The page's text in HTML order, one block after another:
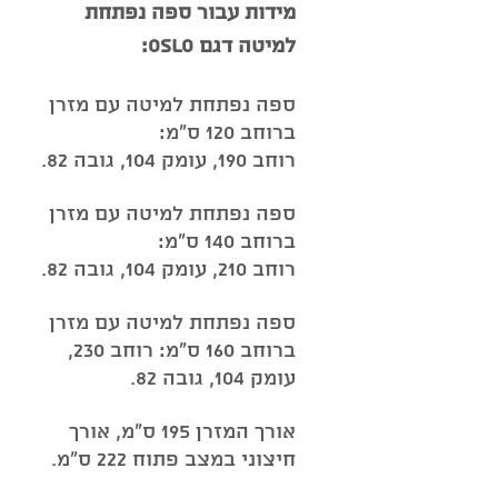
מידות עבור ספה נפתחת
למיטה דגם Oslo:
ספה נפתחת למיטה עם מזרן
ברוחב 120 ס"מ:
רוחב 190, עומק 104, גובה 82.
ספה נפתחת למיטה עם מזרן
ברוחב 140 ס"מ:
רוחב 210, עומק 104, גובה 82.
ספה נפתחת למיטה עם מזרן
ברוחב 160 ס"מ: רוחב 230,
עומק 104, גובה 82.
אורך המזרן 195 ס"מ, אורך
חיצוני במצב פתוח 222 ס"מ.